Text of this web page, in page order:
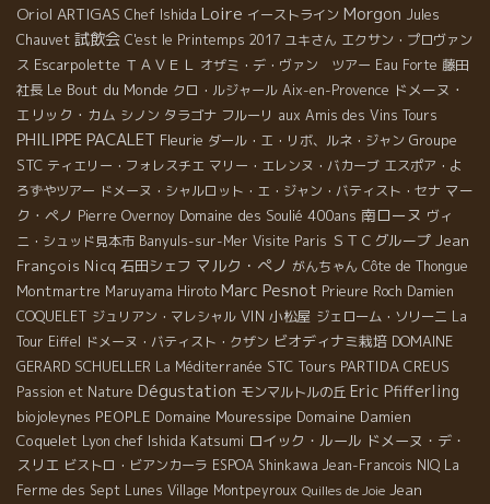
Oriol ARTIGAS Chef Ishida Loire イーストライン Morgon Jules
Chauvet 試飲会 C'est le Printemps 2017 ユキさん エクサン・プロヴァン
ス Escarpolette ＴＡＶＥＬ オザミ・デ・ヴァン ツアー Eau Forte 藤田
社長 Le Bout du Monde クロ・ルジャール Aix-en-Provence ドメーヌ・
エリック・カム シノン タラゴナ フルーリ aux Amis des Vins Tours
PHILIPPE PACALET Fleurie ダール・エ・リボ、ルネ・ジャン Groupe
STC ティエリー・フォレスチエ マリー・エレンヌ・バカーブ エスポア・よ
ろずやツアー ドメーヌ・シャルロット・エ・ジャン・バティスト・セナ マー
ク・ペノ Pierre Overnoy Domaine des Soulié 400ans 南ローヌ ヴィ
ニ・シュッド見本市 Banyuls-sur-Mer Visite Paris ＳＴＣグループ Jean
François Nicq 石田シェフ マルク・ぺノ がんちゃん Côte de Thongue
Montmartre Maruyama Hiroto Marc Pesnot Prieure Roch Damien
COQUELET ジュリアン・マレシャル VIN 小松屋 ジェローム・ソリーニ La
Tour Eiffel ドメーヌ・バティスト・クザン ビオディナミ栽培 DOMAINE
GERARD SCHUELLER La Méditerranée STC Tours PARTIDA CREUS
Passion et Nature Dégustation モンマルトルの丘 Eric Pfifferling
biojoleynes PEOPLE Domaine Mouressipe Domaine Damien
Coquelet Lyon chef Ishida Katsumi ロイック・ルール ドメーヌ・デ・
スリエ ビストロ・ビアンカーラ ESPOA Shinkawa Jean-Francois NIQ La
Ferme des Sept Lunes Village Montpeyroux Quilles de Joie Jean